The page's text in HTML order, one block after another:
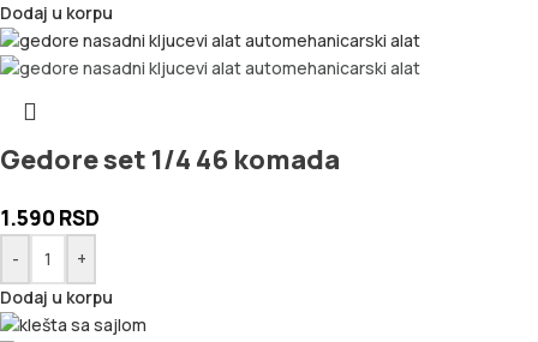
Dodaj u korpu
Gedore set 1/4 46 komada
1.590 RSD
-
+
Dodaj u korpu